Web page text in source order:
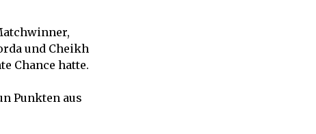
und Cheikh
Chance hatte.
Punkten aus